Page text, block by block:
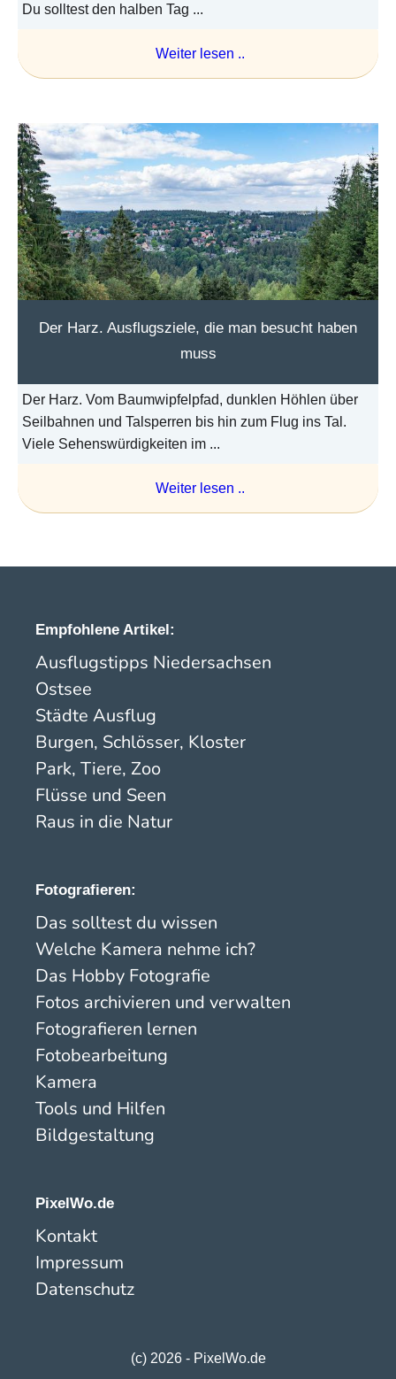
Du solltest den halben Tag ...
Weiter lesen ..
Der Harz. Ausflugsziele, die man besucht haben
muss
Der Harz. Vom Baumwipfelpfad, dunklen Höhlen über
Seilbahnen und Talsperren bis hin zum Flug ins Tal.
Viele Sehenswürdigkeiten im ...
Weiter lesen ..
Empfohlene Artikel:
Ausflugstipps Niedersachsen
Ostsee
Städte Ausflug
Burgen, Schlösser, Kloster
Park, Tiere, Zoo
Flüsse und Seen
Raus in die Natur
Fotografieren:
Das solltest du wissen
Welche Kamera nehme ich?
Das Hobby Fotografie
Fotos archivieren und verwalten
Fotografieren lernen
Fotobearbeitung
Kamera
Tools und Hilfen
Bildgestaltung
PixelWo.de
Kontakt
Impressum
Datenschutz
(c) 2026 - PixelWo.de